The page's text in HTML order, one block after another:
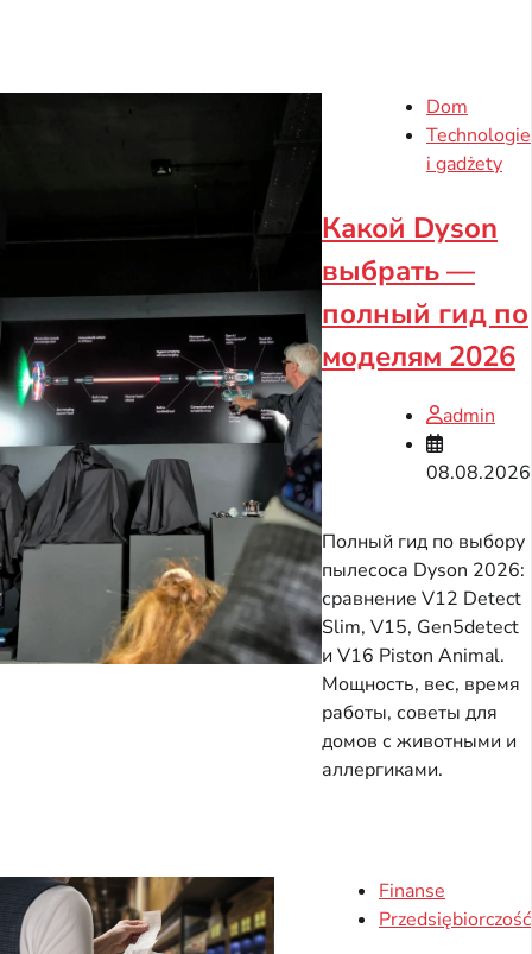
Dom
Technologie
i gadżety
Какой Dyson
выбрать —
полный гид по
моделям 2026
admin
08.08.2026
Полный гид по выбору
пылесоса Dyson 2026:
сравнение V12 Detect
Slim, V15, Gen5detect
и V16 Piston Animal.
Мощность, вес, время
работы, советы для
домов с животными и
аллергиками.
Finanse
Przedsiębiorczość